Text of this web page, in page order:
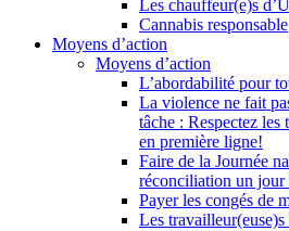
Les chauffeur(e)s
Cannabis responsable
Moyens d’action
Moyens d’action
L’abordabilité pour
La violence ne fait
tâche : Respectez les
en première ligne!
Faire de la Journée
réconciliation un jour
Payer les congés de
Les